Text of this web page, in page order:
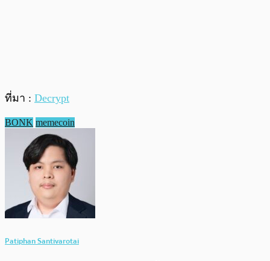
ที่มา : Decrypt
BONK memecoin
Patiphan Santivarotai